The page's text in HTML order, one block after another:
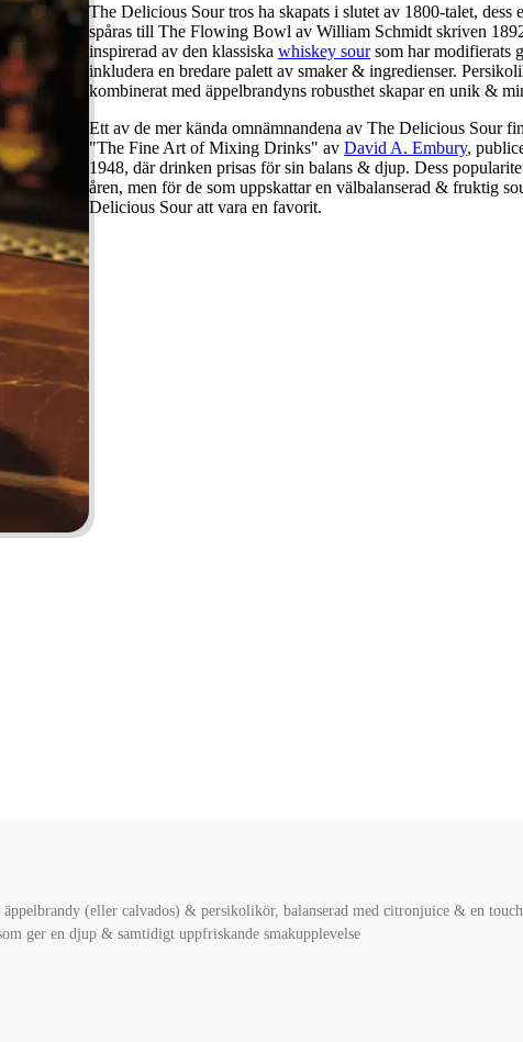
The Delicious Sour tros ha skapats i slutet av 1800-talet, dess
spåras till The Flowing Bowl av William Schmidt skriven
inspirerad av den klassiskawhiskey soursom har modifierats
inkludera en bredare palett av smaker & ingredienser.
kombinerat med äppelbrandyns robusthet skapar en unik &
Ett av de mer kända omnämnandena av The Delicious Sour
"The Fine Art of Mixing Drinks" avDavid A. Embury,
1948, där drinken prisas för sin balans & djup. Dess
åren, men för de som uppskattar en välbalanserad & fruktig
Delicious Sour att vara en favorit.
(eller calvados) & persikolikör, balanserad med citronjuice & en
ger en djup & samtidigt uppfriskande smakupplevelse